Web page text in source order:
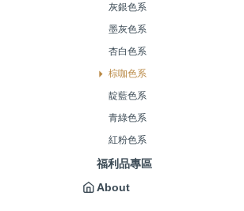
灰銀色系
墨灰色系
杏白色系
棕咖色系
靛藍色系
青綠色系
紅粉色系
福利品專區
About